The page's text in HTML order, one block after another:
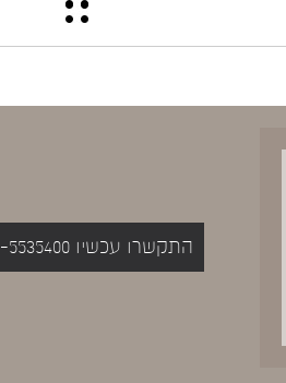
התקשרו עכשיו 052-5535400